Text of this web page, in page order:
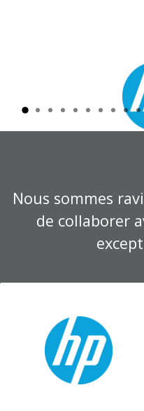
Nous sommes
de collaborer